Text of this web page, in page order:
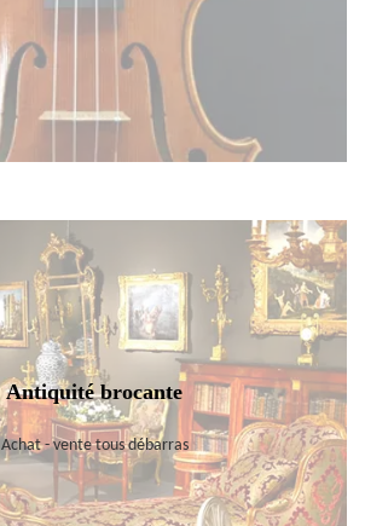
Antiquité brocante
Achat - vente tous débarras